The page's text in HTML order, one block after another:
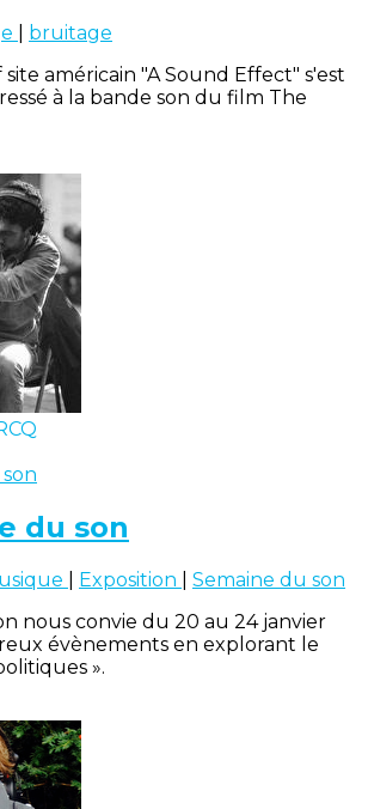
bruitage
américain "A Sound Effect" s'est
à la bande son du film The
du son
Exposition
Semaine du son
nous convie du 20 au 24 janvier
évènements en explorant le
».